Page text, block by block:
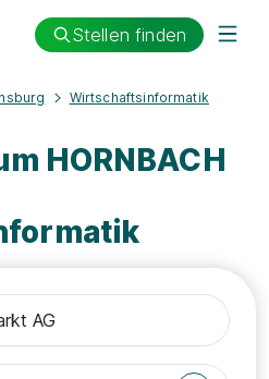
Stellen finden
Wirtschaftsinformatik
HORNBACH